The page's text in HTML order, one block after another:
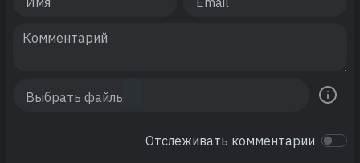
Отслеживать комментарии